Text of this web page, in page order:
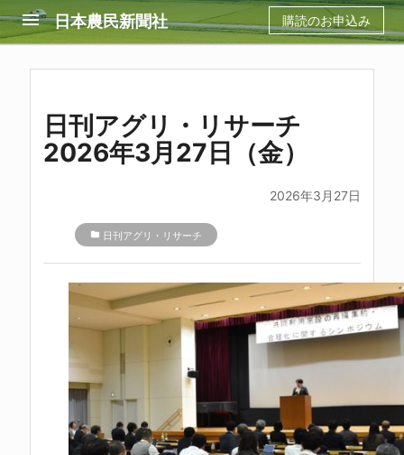
menu 日本農民新聞社 購読のお申込み
日刊アグリ・リサーチ
2026年3月27日（金）
2026年3月27日
folder 日刊アグリ・リサーチ